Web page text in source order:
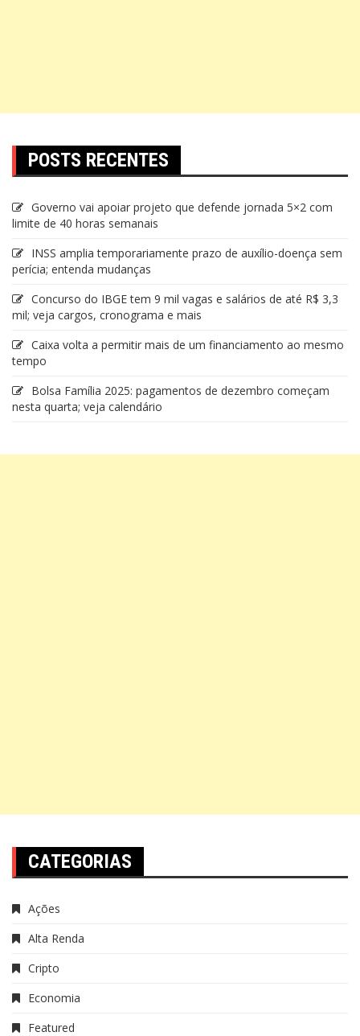
POSTS RECENTES
Governo vai apoiar projeto que defende jornada 5×2 com
limite de 40 horas semanais
INSS amplia temporariamente prazo de auxílio-doença sem
perícia; entenda mudanças
Concurso do IBGE tem 9 mil vagas e salários de até R$ 3,3
mil; veja cargos, cronograma e mais
Caixa volta a permitir mais de um financiamento ao mesmo
tempo
Bolsa Família 2025: pagamentos de dezembro começam
nesta quarta; veja calendário
CATEGORIAS
Ações
Alta Renda
Cripto
Economia
Featured